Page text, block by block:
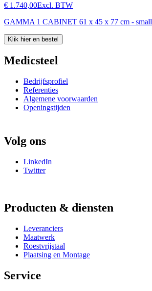
€ 1.740,00Excl. BTW
GAMMA 1 CABINET 61 x 45 x 77 cm - small
Klik hier en bestel
Medicsteel
Bedrijfsprofiel
Referenties
Algemene voorwaarden
Openingstijden
Volg ons
LinkedIn
Twitter
Producten & diensten
Leveranciers
Maatwerk
Roestvrijstaal
Plaatsing en Montage
Service